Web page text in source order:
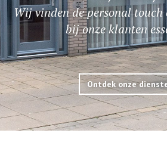
Wij vinden de personal
bij onze klanten
Ontdek onze